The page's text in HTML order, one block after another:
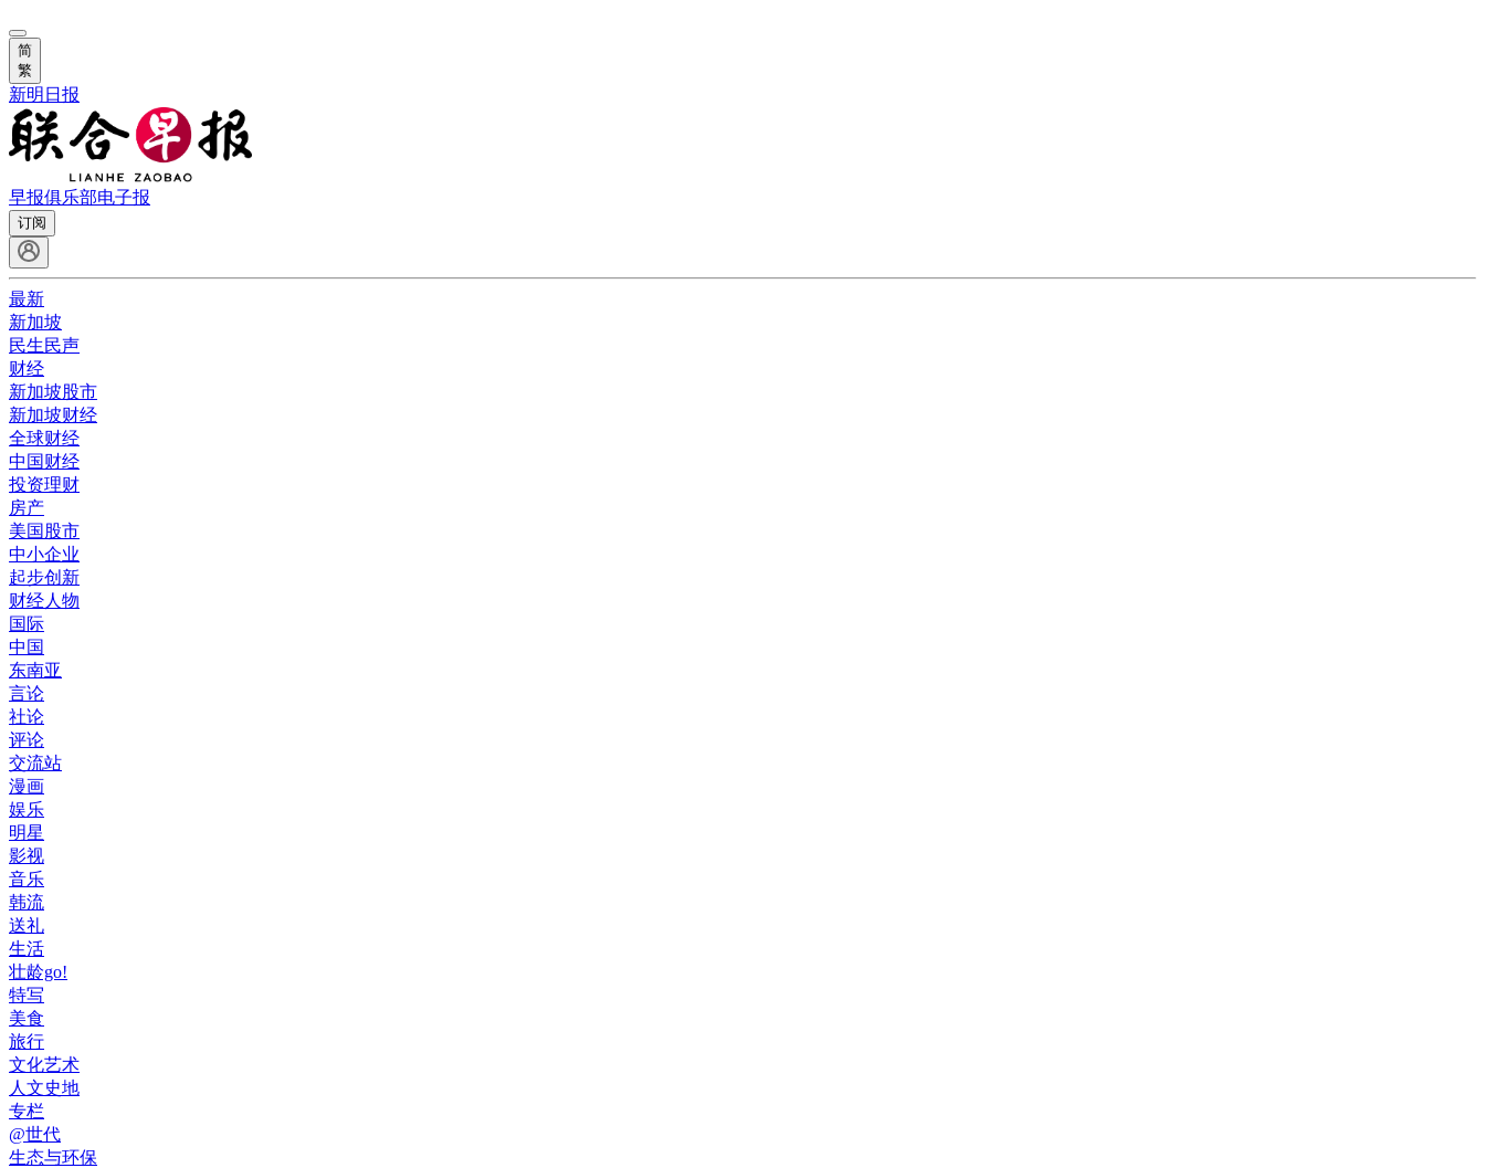
简
繁
新明日报
早报俱乐部电子报
订阅
最新
新加坡
民生民声
财经
新加坡股市
新加坡财经
全球财经
中国财经
投资理财
房产
美国股市
中小企业
起步创新
财经人物
国际
中国
东南亚
言论
社论
评论
交流站
漫画
娱乐
明星
影视
音乐
韩流
送礼
生活
壮龄go!
特写
美食
旅行
文化艺术
人文史地
专栏
@世代
生态与环保